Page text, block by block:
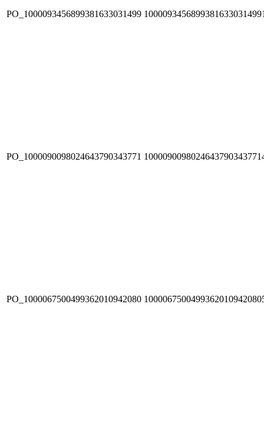
PO_1000093456899381633031499
PO_1000090098024643790343771
PO_1000067500499362010942080